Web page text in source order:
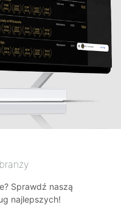
Sprawdź naszą
najlepszych!